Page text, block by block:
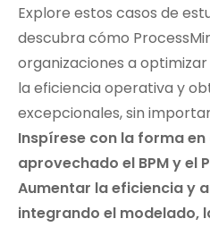
Explore estos casos de
descubra cómo
organizaciones a
la eficiencia operativa y
excepcionales, sin
Inspírese con la forma
aprovechado el BPM y el
Aumentar la eficiencia y
integrando el modelado,